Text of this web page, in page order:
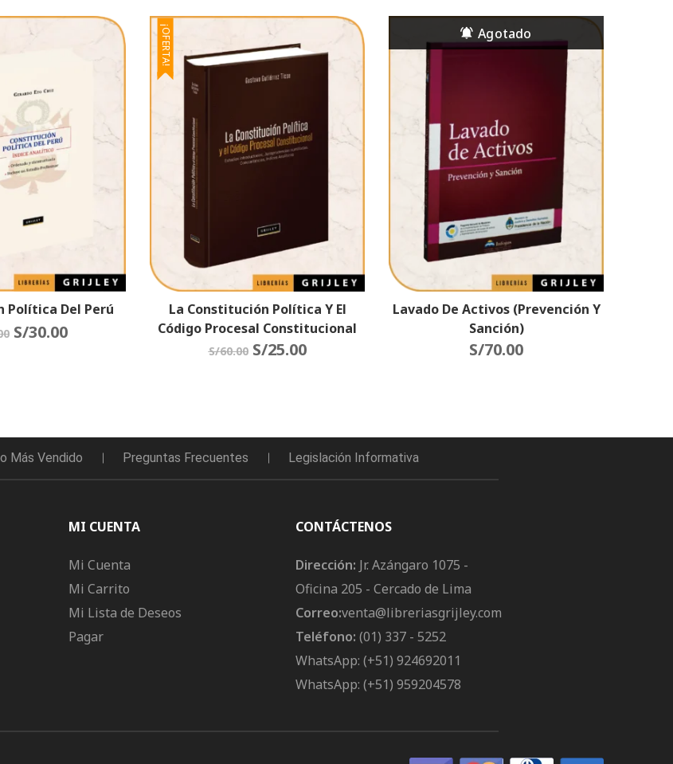
Política Del Perú
S/30.00
¡OFERTA!
La Constitución Política Y El
Código Procesal Constitucional
S/60.00 S/25.00
Lavado De Activos (Prevención Y
Sanción)
S/70.00
Más Vendido Preguntas Frecuentes Legislación Informativa
MI CUENTA
Mi Cuenta
Mi Carrito
Mi Lista de Deseos
Pagar
CONTÁCTENOS
Dirección: Jr. Azángaro 1075 -
Oficina 205 - Cercado de Lima
Correo:venta@libreriasgrijley.com
Teléfono: (01) 337 - 5252
WhatsApp: (+51) 924692011
WhatsApp: (+51) 959204578